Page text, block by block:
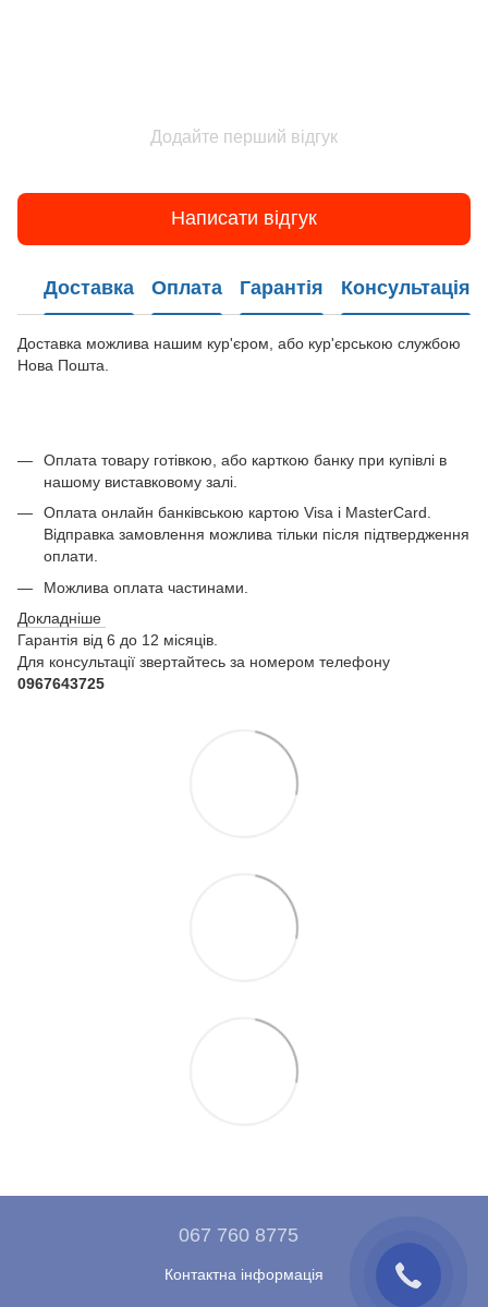
Додайте перший відгук
Написати відгук
Доставка Оплата Гарантія Консультація
Доставка можлива нашим кур'єром, або кур'єрською службою
Нова Пошта.
Оплата товару готівкою, або карткою банку при купівлі в
нашому виставковому залі.
Оплата онлайн банківською картою Visa і MasterCard.
Відправка замовлення можлива тільки після підтвердження
оплати.
Можлива оплата частинами.
Докладніше
Гарантія від 6 до 12 місяців.
Для консультації звертайтесь за номером телефону
0967643725
067 760 8775
Контактна інформація